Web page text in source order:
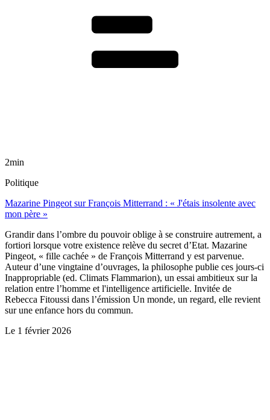
2min
Politique
Mazarine Pingeot sur François Mitterrand : « J'étais insolente avec
mon père »
Grandir dans l’ombre du pouvoir oblige à se construire autrement, a
fortiori lorsque votre existence relève du secret d’Etat. Mazarine
Pingeot, « fille cachée » de François Mitterrand y est parvenue.
Auteur d’une vingtaine d’ouvrages, la philosophe publie ces jours-ci
Inappropriable (ed. Climats Flammarion), un essai ambitieux sur la
relation entre l’homme et l'intelligence artificielle. Invitée de
Rebecca Fitoussi dans l’émission Un monde, un regard, elle revient
sur une enfance hors du commun.
Le 1 février 2026